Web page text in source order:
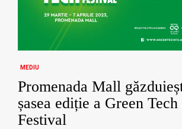
MEDIU
Promenada Mall
șasea ediție a Green
Festival